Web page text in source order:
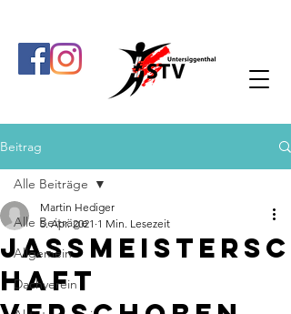
Beitrag
Alle Beiträge
Allgemein
Dachverein
Alle Beiträge
Jassmeistersc
haft
Martin Hediger
5. Apr. 2021 1 Min. Lesezeit